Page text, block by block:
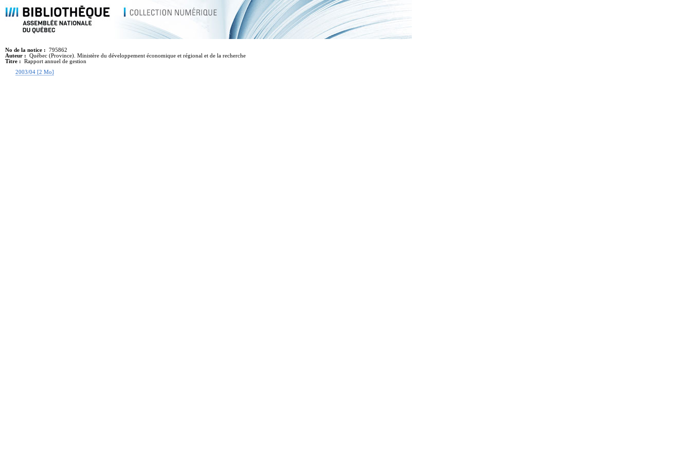
No de la notice :
795862
Auteur :
Québec (Province). Ministère du développement économique et régional et de la recherche
Titre :
Rapport annuel de gestion
2003/04 [2 Mo]